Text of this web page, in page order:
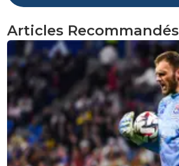
Articles Recommandés